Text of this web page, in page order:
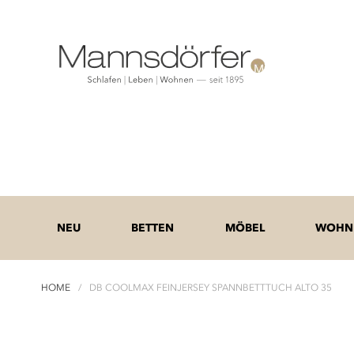
NEU BETTEN MÖBEL
HOME DB COOLMAX FEINJERSEY SPANNBETTTUCH ALTO 35